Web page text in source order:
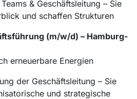
& Geschäftsleitung – Sie
und schaffen Strukturen
(m/w/d) – Hamburg-
erneuerbare Energien
der Geschäftsleitung – Sie
und strategische